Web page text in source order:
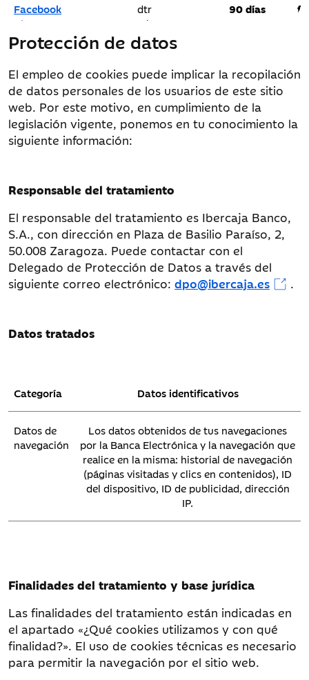
Facebook
dtr
pl
sb
XSRF-TOKEN
90 días
Google Ads
Services
1P_JAR
CONSENT
NID
S
SAPISID
SID
OGPC
SIDCC
DV
__Secure-3PAPISID
__Secure-APISID
__Secure-HSID
__Secure-SSID
Persistente
sess
PHPSESSID
Protección de datos
El empleo de cookies puede implicar la recopilación
de datos personales de los usuarios de este sitio
web. Por este motivo, en cumplimiento de la
legislación vigente, ponemos en tu conocimiento la
siguiente información:
Responsable del tratamiento
El responsable del tratamiento es Ibercaja Banco,
S.A., con dirección en Plaza de Basilio Paraíso, 2,
50.008 Zaragoza. Puede contactar con el
Delegado de Protección de Datos a través del
siguiente correo electrónico: dpo@ibercaja.es .
Datos tratados
Categoría Datos identificativos
Datos de
navegación
Los datos obtenidos de tus navegaciones
por la Banca Electrónica y la navegación que
realice en la misma: historial de navegación
(páginas visitadas y clics en contenidos), ID
del dispositivo, ID de publicidad, dirección
IP.
Finalidades del tratamiento y base jurídica
Las finalidades del tratamiento están indicadas en
el apartado «¿Qué cookies utilizamos y con qué
finalidad?». El uso de cookies técnicas es necesario
para permitir la navegación por el sitio web.